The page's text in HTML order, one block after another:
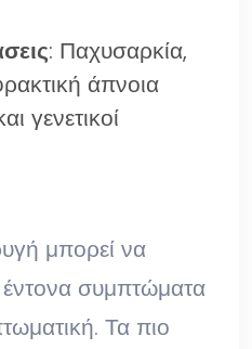
: Παχυσαρκία,
άπνοια
γενετικοί
μπορεί να
έντονα συμπτώματα
Τα πιο